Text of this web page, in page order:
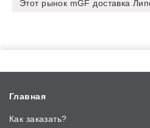
Этот рынок mGF доставка
Главная
Как заказать?